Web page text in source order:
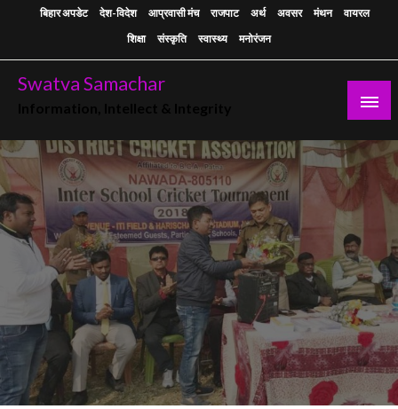
बिहार अपडेट देश-विदेश आप्रवासी मंच राजपाट अर्थ अवसर मंथन
वायरल
शिक्षा
संस्कृति स्वास्थ्य मनोरंजन
Swatva Samachar